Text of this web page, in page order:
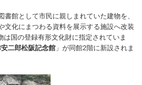
館として市民に親しまれていた建物を、
文化にまつわる資料を展示する施設へ改装
は国の登録有形文化財に指定されていま
二郎松阪記念館 」が同館2階に新設されま